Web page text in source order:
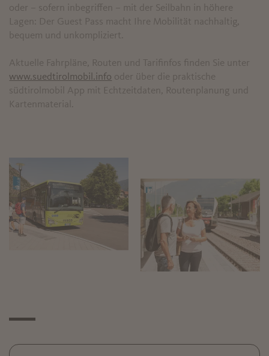
oder – sofern inbegriffen – mit der Seilbahn in höhere
Lagen: Der Guest Pass macht Ihre Mobilität nachhaltig,
bequem und unkompliziert.
Aktuelle Fahrpläne, Routen und Tarifinfos finden Sie unter
www.suedtirolmobil.info oder über die praktische
südtirolmobil App mit Echtzeitdaten, Routenplanung und
Kartenmaterial.